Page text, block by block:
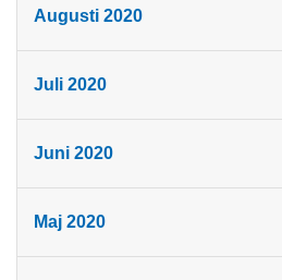
Augusti 2020
Juli 2020
Juni 2020
Maj 2020